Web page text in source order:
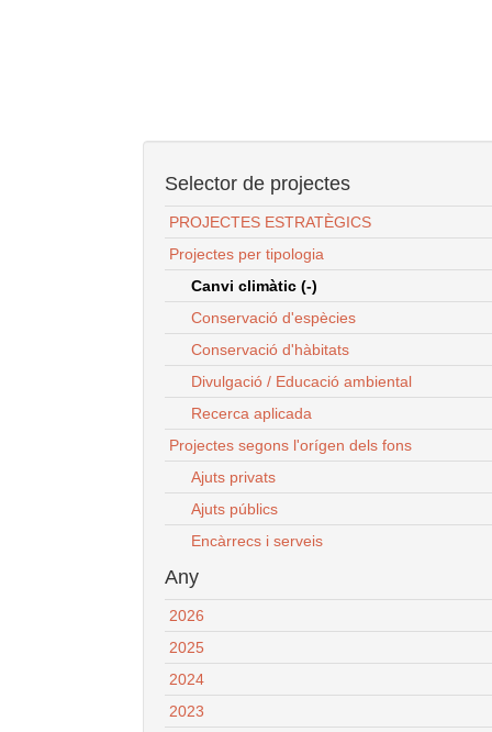
Selector de projectes
PROJECTES ESTRATÈGICS
Projectes per tipologia
Canvi climàtic (-)
Conservació d'espècies
Conservació d'hàbitats
Divulgació / Educació ambiental
Recerca aplicada
Projectes segons l'orígen dels fons
Ajuts privats
Ajuts públics
Encàrrecs i serveis
Any
2026
2025
2024
2023